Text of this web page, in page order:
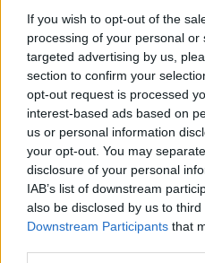
If you wish to opt-out of the
processing of your personal
targeted advertising by us,
section to confirm your
opt-out request is processed
interest-based ads based on
us or personal information
your opt-out. You may
disclosure of your personal
IAB’s list of downstream
also be disclosed by us to
Downstream Participants that
Portfolio
2024. január 23. 20:33
Mexikó hivatalosan is
Államokat arra, hogy
kötöttek ki az ország
olyan fegyverek,
használ – írja az AP.
Azt eddig is tudni lehetett,
piacra tervezett félautomata